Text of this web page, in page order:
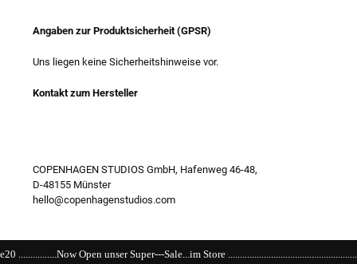
Angaben zur Produktsicherheit (GPSR)
Uns liegen keine Sicherheitshinweise vor.
Kontakt zum Hersteller
COPENHAGEN STUDIOS GmbH, Hafenweg 46-48,
D-48155 Münster
hello@copenhagenstudios.com
Open unser Super---Sale...im Store